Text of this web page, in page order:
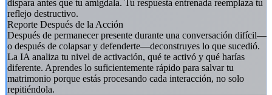
dispara antes que tu amígdala. Tu respuesta entrenada reemplaza tu
reflejo destructivo.
Reporte Después de la Acción
Después de permanecer presente durante una conversación difícil—
o después de colapsar y defenderte—deconstruyes lo que sucedió.
La IA analiza tu nivel de activación, qué te activó y qué harías
diferente. Aprendes lo suficientemente rápido para salvar tu
matrimonio porque estás procesando cada interacción, no solo
repitiéndola.